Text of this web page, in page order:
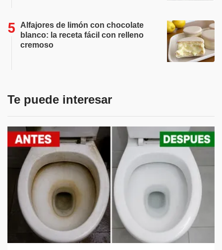
Alfajores de limón con chocolate
blanco: la receta fácil con relleno
cremoso
Te puede interesar